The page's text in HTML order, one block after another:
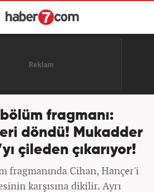
fragmanı:
döndü! Mukadder
çileden çıkarıyor!
fragmanında Cihan, Hançer'i
karşısına dikilir. Ayrı